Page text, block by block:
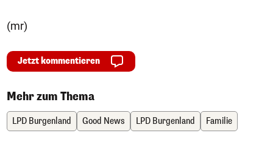
(mr)
Jetzt kommentieren
Mehr zum Thema
LPD Burgenland Good News LPD Burgenland Familie